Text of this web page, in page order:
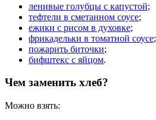
ленивые голубцы с капустой;
тефтели в сметанном соусе;
ежики с рисом в духовке;
фрикадельки в томатной соусе;
пожарить биточки;
бифштекс с яйцом.
Чем заменить хлеб?
Можно взять: